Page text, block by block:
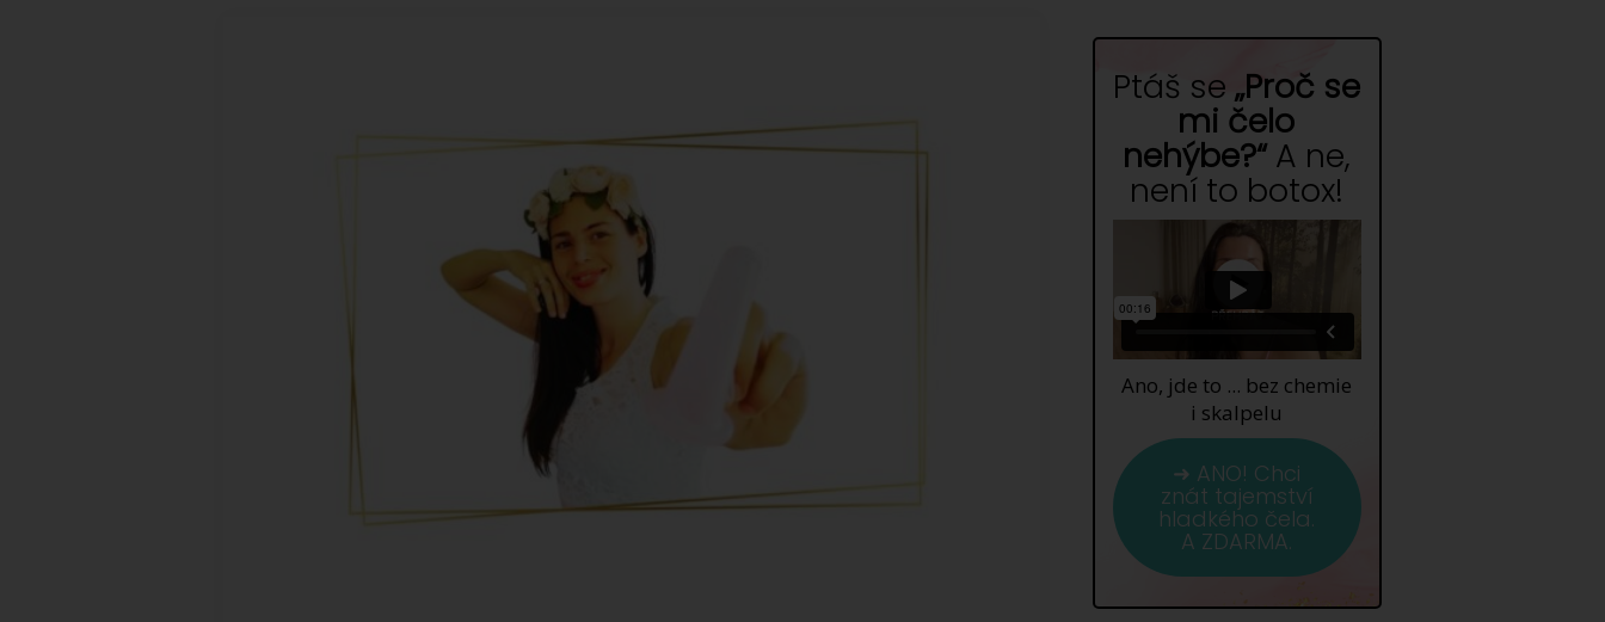
Ptáš se „Proč se
mi čelo
nehýbe?“ A ne,
není to botox!
Ano, jde to ... bez chemie
i skalpelu
➜ ANO! Chci
znát tajemství
hladkého čela.
A ZDARMA.